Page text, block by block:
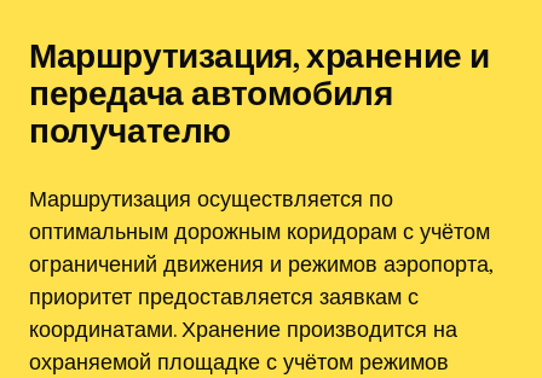
Маршрутизация, хранение и
передача автомобиля
получателю
Маршрутизация осуществляется по
оптимальным дорожным коридорам с учётом
ограничений движения и режимов аэропорта,
приоритет предоставляется заявкам с
координатами. Хранение производится на
охраняемой площадке с учётом режимов